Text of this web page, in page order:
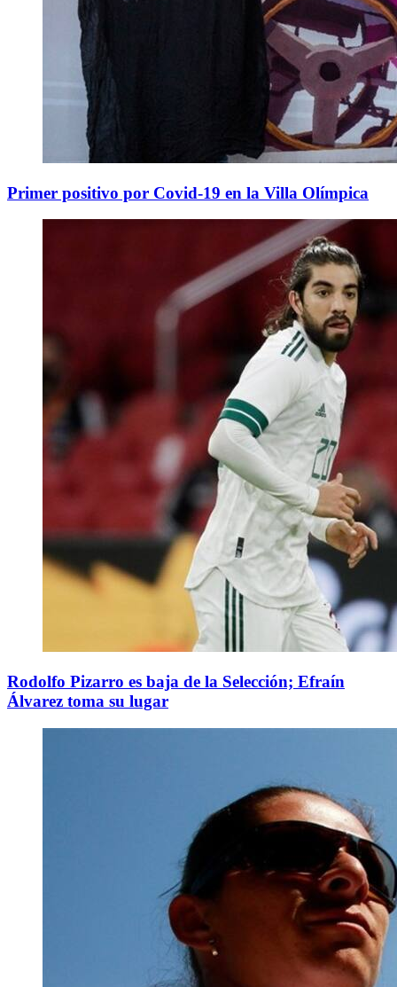
Primer positivo por Covid-19 en la Villa Olímpica
Rodolfo Pizarro es baja de la Selección; Efraín
Álvarez toma su lugar